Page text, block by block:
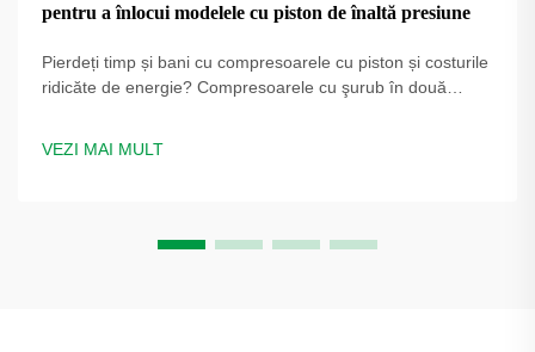
pentru a înlocui modelele cu piston de înaltă presiune
Pierdeți timp și bani cu compresoarele cu piston și costurile
ridicăte de energie? Compresoarele cu şurub în două
solicitați o evaluare a soluției.
VEZI MAI MULT